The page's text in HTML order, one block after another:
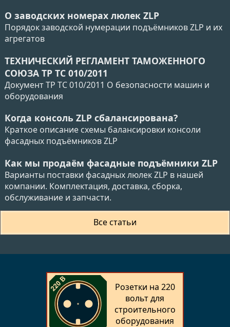
О заводских номерах люлек ZLP
Порядок заводской нумерации подъёмников ZLP и их
агрегатов
ТЕХНИЧЕСКИЙ РЕГЛАМЕНТ ТАМОЖЕННОГО
СОЮЗА ТР ТС 010/2011
Документ ТР ТС 010/2011 О безопасности машин и
оборудования
Когда консоль ZLP сбалансирована?
Краткое описание схемы балансировки консоли
фасадных подъёмников ZLP
Как мы продаём фасадные подъёмники ZLP
Варианты поставки фасадных люлек ZLP в нашей
компании. Комплектация, доставка, сборка,
обслуживание и запчасти.
Все статьи
Розетки на 220
вольт для
строительного
оборудования